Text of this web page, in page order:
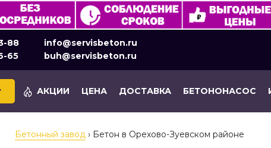
88
65
info@servisbeton.ru
buh@servisbeton.ru
АКЦИИ ЦЕНА ДОСТАВКА БЕТОНОНАСОС
Бетонный завод › Бетон в Орехово-Зуевском районе